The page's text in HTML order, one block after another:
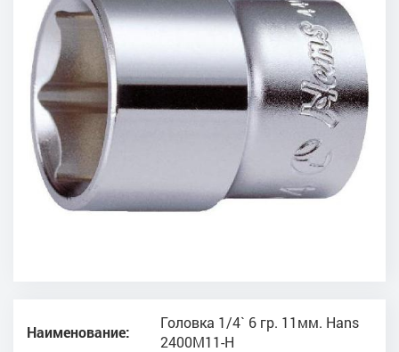
Наименование:
Головка 1/4` 6 гр. 11мм. Hans
2400M11-H